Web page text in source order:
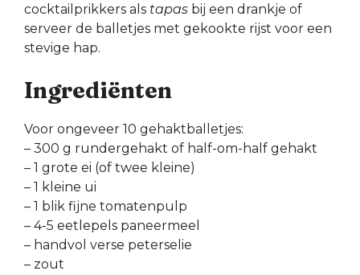
cocktailprikkers als tapas bij een drankje of
serveer de balletjes met gekookte rijst voor een
stevige hap.
Ingrediënten
Voor ongeveer 10 gehaktballetjes:
– 300 g rundergehakt of half-om-half gehakt
– 1 grote ei (of twee kleine)
– 1 kleine ui
– 1 blik fijne tomatenpulp
– 4-5 eetlepels paneermeel
– handvol verse peterselie
– zout